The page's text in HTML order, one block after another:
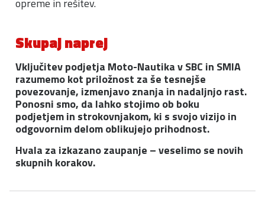
opreme in rešitev.
Skupaj naprej
Vključitev podjetja Moto-Nautika v SBC in SMIA
razumemo kot priložnost za še tesnejše
povezovanje, izmenjavo znanja in nadaljnjo rast.
Ponosni smo, da lahko stojimo ob boku
podjetjem in strokovnjakom, ki s svojo vizijo in
odgovornim delom oblikujejo prihodnost.
Hvala za izkazano zaupanje – veselimo se novih
skupnih korakov.